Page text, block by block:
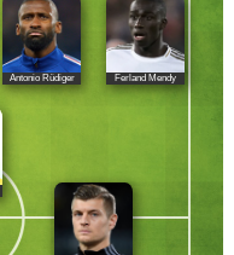
Antonio Rüdiger Ferland Mendy